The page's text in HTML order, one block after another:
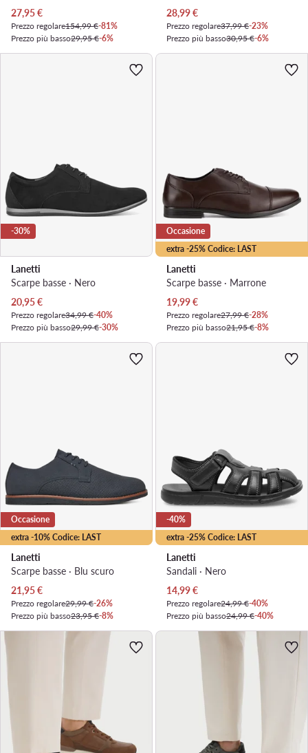
Prezzo attuale
27,95€
Prezzo regolare154,99 €-81%
Prezzo più basso29,95 €-6%
Prezzo attuale
28,99€
Prezzo regolare37,99 €-23%
Prezzo più basso30,95 €-6%
-30%
Lanetti
Scarpe basse · Nero
Prezzo attuale
20,95€
Prezzo regolare34,99 €-40%
Prezzo più basso29,99 €-30%
extra -25% Codice: LAST
Occasione
Lanetti
Scarpe basse · Marrone
Prezzo attuale
19,99€
Prezzo regolare27,99 €-28%
Prezzo più basso21,95 €-8%
extra -10% Codice: LAST
Occasione
Lanetti
Scarpe basse · Blu scuro
Prezzo attuale
21,95€
Prezzo regolare29,99 €-26%
Prezzo più basso23,95 €-8%
extra -25% Codice: LAST
-40%
Lanetti
Sandali · Nero
Prezzo attuale
14,99€
Prezzo regolare24,99 €-40%
Prezzo più basso24,99 €-40%